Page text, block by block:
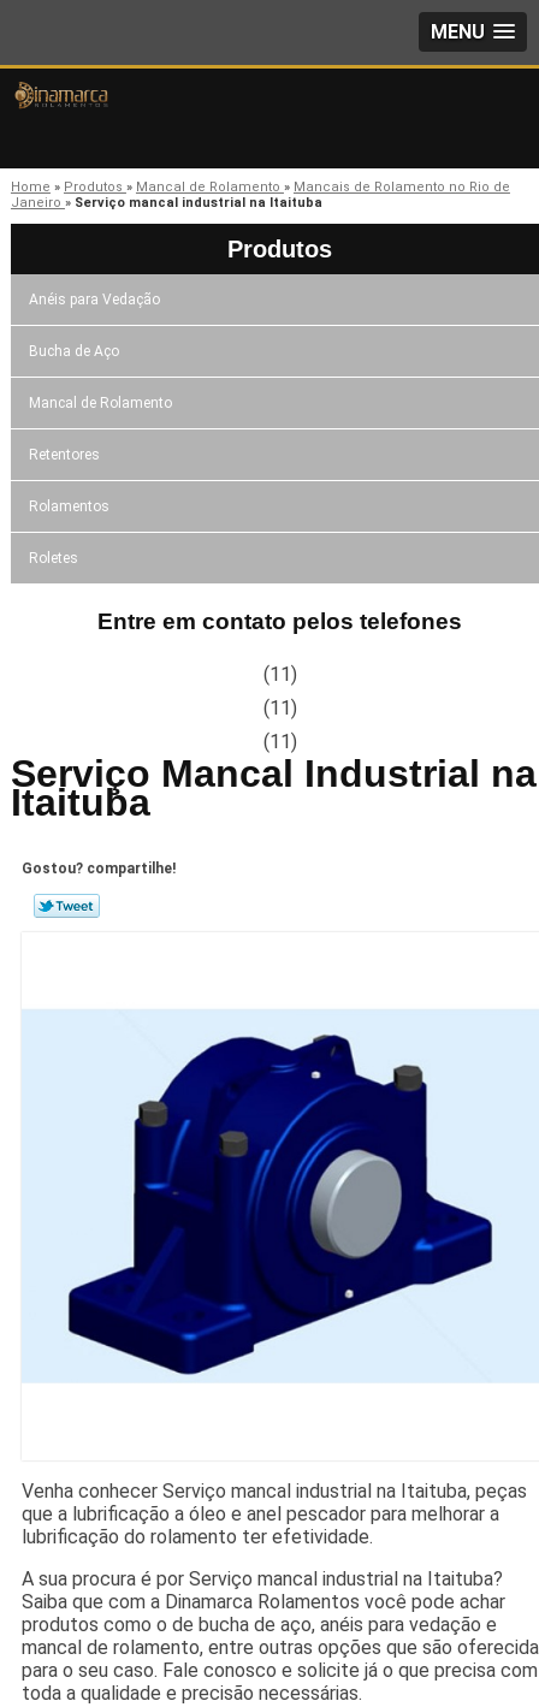
MENU
Home » Produtos » Mancal de Rolamento » Mancais de Rolamento no Rio de
Janeiro » Serviço mancal industrial na Itaituba
Produtos
Anéis para Vedação
Bucha de Aço
Mancal de Rolamento
Retentores
Rolamentos
Roletes
Entre em contato pelos telefones
(11)
(11)
(11)
Serviço Mancal Industrial na
Itaituba
Gostou? compartilhe!
Venha conhecer Serviço mancal industrial na Itaituba, peças
que a lubrificação a óleo e anel pescador para melhorar a
lubrificação do rolamento ter efetividade.
A sua procura é por Serviço mancal industrial na Itaituba?
Saiba que com a Dinamarca Rolamentos você pode achar
produtos como o de bucha de aço, anéis para vedação e
mancal de rolamento, entre outras opções que são
para o seu caso. Fale conosco e solicite já o que precisa com
toda a qualidade e precisão necessárias.